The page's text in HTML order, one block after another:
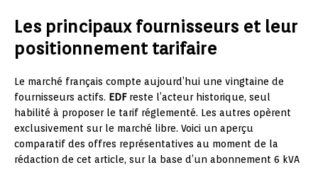
Les principaux fournisseurs et leur
positionnement tarifaire
Le marché français compte aujourd’hui une vingtaine de
fournisseurs actifs. EDFreste l’acteur historique, seul
habilité à proposer le tarif réglementé. Les autres opèrent
exclusivement sur le marché libre. Voici un aperçu
comparatif des offres représentatives au moment de la
rédaction de cet article, sur la base d’un abonnement 6 kVA